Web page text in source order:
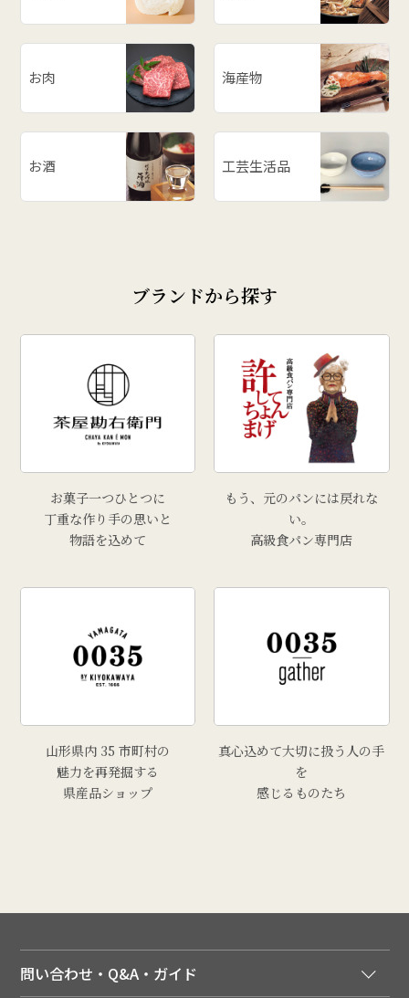
お肉 海産物
お酒 工芸生活品
ブランドから探す
お菓子一つひとつに
丁重な作り手の思いと
物語を込めて
もう、元のパンには戻れな
い。
高級食パン専門店
山形県内 35 市町村の
魅力を再発掘する
県産品ショップ
真心込めて大切に扱う人の手
を
感じるものたち
問い合わせ・Q&A・ガイド